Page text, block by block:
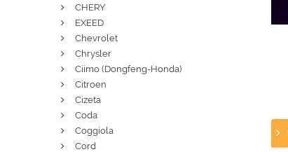
CHERY
EXEED
Chevrolet
Chrysler
Ciimo (Dongfeng-Honda)
Citroen
Cizeta
Coda
Coggiola
Cord